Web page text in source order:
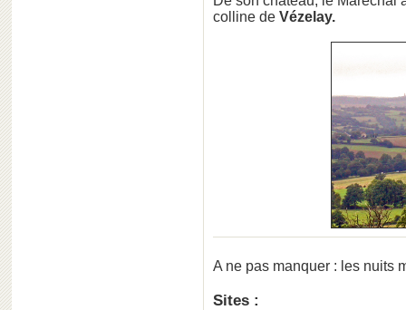
colline de Vézelay.
A ne pas manquer : les nuits
Sites :